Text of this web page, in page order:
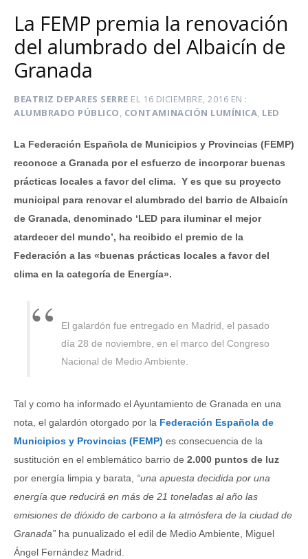
La FEMP premia la renovación
del alumbrado del Albaicín de
Granada
BEATRIZ DEPARES SERRE EL 16 DICIEMBRE, 2016 EN
ALUMBRADO PÚBLICO, CONTAMINACIÓN LUMÍNICA, LED
La Federación Española de Municipios y Provincias (FEMP)
reconoce a Granada por el esfuerzo de incorporar buenas
prácticas locales a favor del clima. Y es que su proyecto
municipal para renovar el alumbrado del barrio de Albaicín
de Granada, denominado ‘LED para iluminar el mejor
atardecer del mundo’, ha recibido el premio de la
Federación a las «buenas prácticas locales a favor del
clima en la categoría de Energía».
El galardón fue entregado en Madrid, el pasado
día 28 de noviembre, en el marco del Congreso
Nacional de Medio Ambiente.
Tal y como ha informado el Ayuntamiento de Granada en una
nota, el galardón otorgado por la Federación Española de
Municipios y Provincias (FEMP) es consecuencia de la
sustitución en el emblemático barrio de 2.000 puntos de luz
por energía limpia y barata, “una apuesta decidida por una
energía que reducirá en más de 21 toneladas al año las
emisiones de dióxido de carbono a la atmósfera de la ciudad de
Granada” ha punualizado el edil de Medio Ambiente, Miguel
Ángel Fernández Madrid.